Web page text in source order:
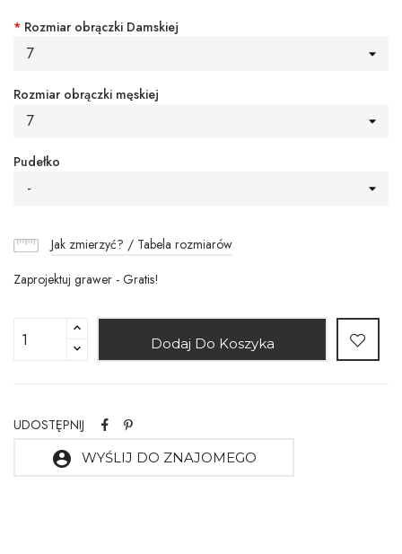
* Rozmiar obrączki Damskiej
7
Rozmiar obrączki męskiej
7
Pudełko
-
Jak zmierzyć? / Tabela rozmiarów
Zaprojektuj grawer - Gratis!
Dodaj Do Koszyka
UDOSTĘPNIJ
account_circle WYŚLIJ DO ZNAJOMEGO